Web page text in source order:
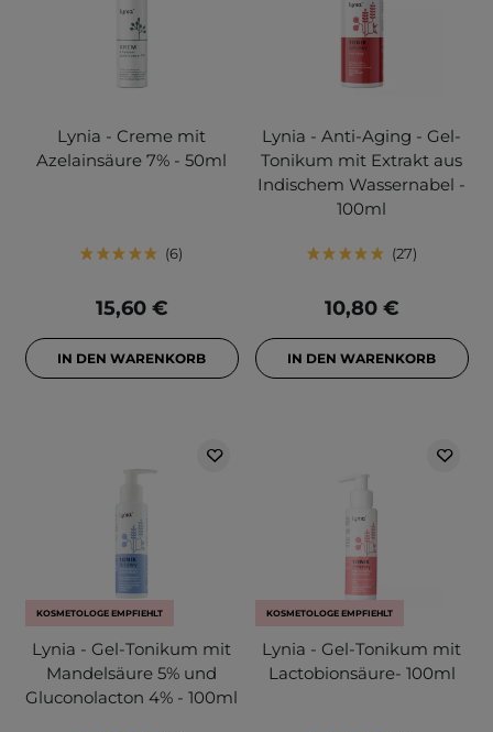
Lynia - Creme mit
Azelainsäure 7% - 50ml
6
15,60 €
IN DEN WARENKORB
Lynia - Anti-Aging - Gel-
Tonikum mit Extrakt aus
Indischem Wassernabel -
100ml
27
10,80 €
IN DEN WARENKORB
KOSMETOLOGE EMPFIEHLT
Lynia - Gel-Tonikum mit
Mandelsäure 5% und
Gluconolacton 4% - 100ml
KOSMETOLOGE EMPFIEHLT
Lynia - Gel-Tonikum mit
Lactobionsäure- 100ml